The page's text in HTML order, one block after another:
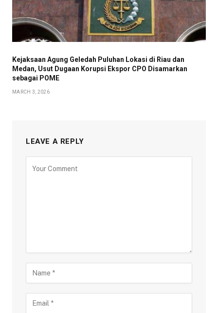
Kejaksaan Agung Geledah Puluhan Lokasi di Riau dan
Medan, Usut Dugaan Korupsi Ekspor CPO Disamarkan
sebagai POME
MARCH 3, 2026
LEAVE A REPLY